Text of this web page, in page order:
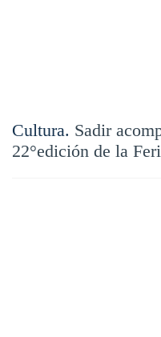
Cultura. Sadir
22°edición de la